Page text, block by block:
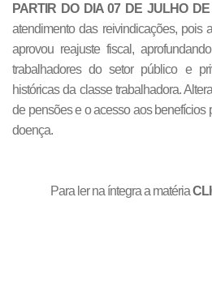
PARTIR DO DIA 07 DE JULHO DE
atendimento das reivindicações, pois
aprovou reajuste fiscal,
trabalhadores do setor público e
históricas da classe trabalhadora.
de pensões e o acesso aos benefícios
doença.
Para ler na íntegra a matéria